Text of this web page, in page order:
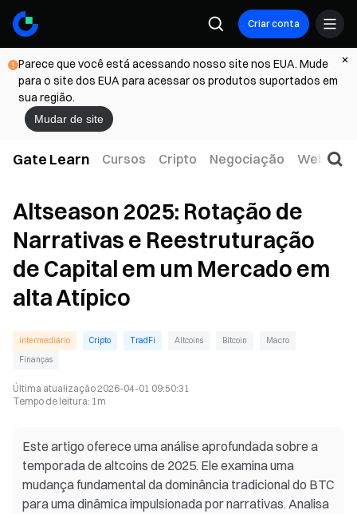
Criar conta
Parece que você está acessando nosso site nos EUA. Mude
para o site dos EUA para acessar os produtos suportados em
sua região.
Mudar de site
Gate Learn Cursos Cripto Negociação Web3
Altseason 2025: Rotação de
Narrativas e Reestruturação
de Capital em um Mercado em
alta Atípico
intermediário Cripto TradFi Altcoins Bitcoin
Macro
Finanças
Última atualização2026-04-01 09:50:31
Tempo de leitura: 1m
Este artigo oferece uma análise aprofundada sobre a
temporada de altcoins de 2025. Ele examina uma
mudança fundamental da dominância tradicional do BTC
para uma dinâmica impulsionada por narrativas. Analisa